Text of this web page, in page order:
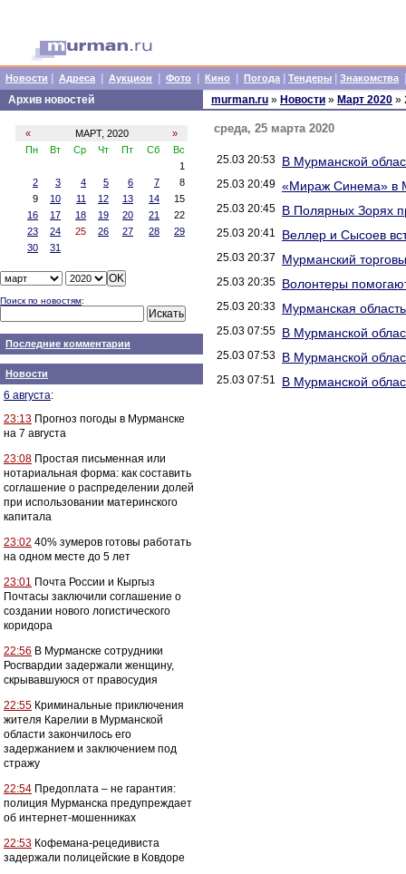
Новости Адреса Аукцион Фото Кино Погода Тендеры Знакомства
Архив новостей
« МАРТ, 2020
»
Пн
Вт Ср Чт Пт Сб
Вс
1
2
3 4 5 6 7
8
9
10 11 12 13 14
15
16
17 18 19 20 21
22
23
24 25 26 27 28
29
30
31
Поиск по новостям:
Последние комментарии
Новости
6 августа:
23:13 Прогноз погоды в Мурманске
на 7 августа
23:08 Простая письменная или
нотариальная форма: как составить
соглашение о распределении долей
при использовании материнского
капитала
23:02 40% зумеров готовы работать
на одном месте до 5 лет
23:01 Почта России и Кыргыз
Почтасы заключили соглашение о
создании нового логистического
коридора
22:56 В Мурманске сотрудники
Росгвардии задержали женщину,
скрывавшуюся от правосудия
22:55 Криминальные приключения
жителя Карелии в Мурманской
области закончилось его
задержанием и заключением под
стражу
22:54 Предоплата – не гарантия:
полиция Мурманска предупреждает
об интернет-мошенниках
22:53 Кофемана-рецедивиста
задержали полицейские в Ковдоре
murman.ru » Новости » Март 2020 »
среда, 25 марта 2020
25.03 20:53 В Мурманской
25.03 20:49 «Мираж Синема» в
25.03 20:45 В Полярных Зорях
25.03 20:41 Веллер и Сысоев
25.03 20:37 Мурманский
25.03 20:35 Волонтеры
25.03 20:33 Мурманская
25.03 07:55 В Мурманской
25.03 07:53 В Мурманской
25.03 07:51 В Мурманской